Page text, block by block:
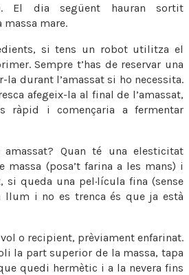
El dia següent hauran sortit
mare.
si tens un robot utilitza el
Sempre t’has de reservar una
la durant l’amassat si ho necessita.
afegeix-la al final de l’amassat,
ràpid i començaria a fermentar
Quan té una elesticitat
massa (posa’t farina a les mans) i
queda una pel·lícula fina (sense
llum i no es trenca és que ja està
o recipient, prèviament enfarinat.
la part superior de la massa, tapa
quedi hermètic i a la nevera fins